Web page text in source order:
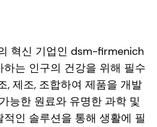
혁신 기업인 dsm-firmenich
는 인구의 건강을 위해 필수
, 제조, 조합하여 제품을 개발
능한 원료와 유명한 과학 및
인 솔루션을 통해 생활에 필